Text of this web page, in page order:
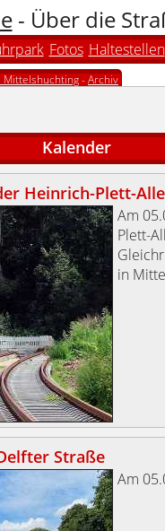
- Über die
Fotos Haltestellen
Mittelshuchting-Archiv
Kalender
Heinrich-Plett-
Am
Plett-
in
Straße
Am